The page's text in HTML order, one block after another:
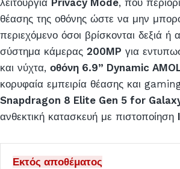
λειτουργία Privacy Mode, που
θέασης της οθόνης ώστε να μην
περιεχόμενο όσοι βρίσκονται δεξιά ή
σύστημα κάμερας 200MP για
και νύχτα, οθόνη 6.9” Dynamic
κορυφαία εμπειρία θέασης και
Snapdragon 8 Elite Gen 5 for
ανθεκτική κατασκευή με πιστοποίηση
Εκτός αποθέματος